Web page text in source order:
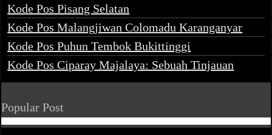
Kode Pos Pisang Selatan
Kode Pos Malangjiwan Colomadu Karanganyar
Kode Pos Puhun Tembok Bukittinggi
Kode Pos Ciparay Majalaya: Sebuah Tinjauan
Popular Post